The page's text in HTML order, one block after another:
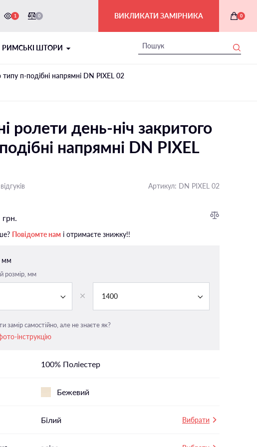
1 0 ВИКЛИКАТИ ЗАМІРНИКА 0
НІЧ
напрямні
РИМСЬКІ ШТОРИ
На панорамні вікна
У дитячу
У спальню
типу п-подiбні напрямні DN PIXEL 02
ролети день-ніч закритого
напрямні DN PIXEL
Артикул: DN PIXEL 02
грн.
Повідомте нам і отримаєте знижку!!
мм
розмір, мм
1400
замір самостійно, але не знаєте як?
інструкцію
100% Поліестер
Бежевий
Білий Вибрати